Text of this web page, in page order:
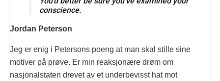
conscience.
Jordan Peterson
Jeg er enig i Petersons poeng at man skal stille sine
motiver på prøve. Er min reaksjonære drøm om
nasjonalstaten drevet av et underbevisst hat mot